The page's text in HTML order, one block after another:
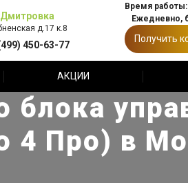
Дмитровка
д.17 к.8
450-63-77
Время
Ежедневно,
Получить
АКЦИИ
блока
4 Про) в